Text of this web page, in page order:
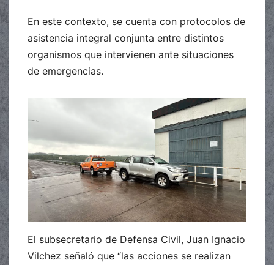
En este contexto, se cuenta con protocolos de
asistencia integral conjunta entre distintos
organismos que intervienen ante situaciones
de emergencias.
El subsecretario de Defensa Civil, Juan Ignacio
Vilchez señaló que “las acciones se realizan